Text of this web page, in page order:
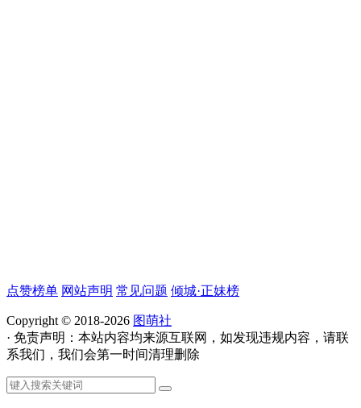
点赞榜单 网站声明 常见问题 倾城·正妹榜
Copyright © 2018-2026 图萌社
· 免责声明：本站内容均来源互联网，如发现违规内容，请联
系我们，我们会第一时间清理删除